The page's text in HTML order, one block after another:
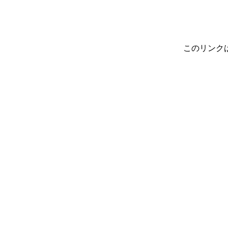
このリンク